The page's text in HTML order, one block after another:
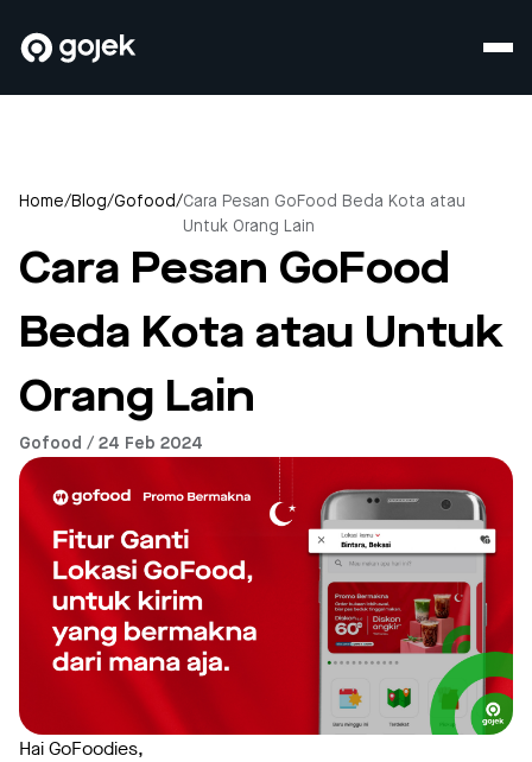
Home/Blog/Gofood/Cara Pesan GoFood Beda Kota atau
Untuk Orang Lain
Cara Pesan GoFood
Beda Kota atau Untuk
Orang Lain
Gofood / 24 Feb 2024
Hai GoFoodies,